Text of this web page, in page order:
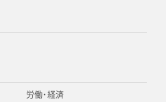
労働・経済